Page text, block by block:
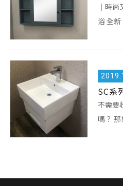
｜時
浴 全
2019.
不需要
嗎？